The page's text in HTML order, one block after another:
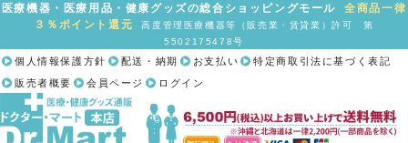
医療機器・医療用品・健康グッズの総合ショッピングモール全商品一律
３％ポイント還元
高度管理医療機器等（販売業・賃貸業）許可 第
5502175478号
個人情報保護方針 配送・納期 お支払い
特定商取引法に基づく表記
販売者概要
会員ページ ログイン